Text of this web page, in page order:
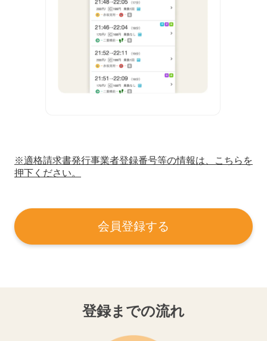
※適格請求書発行事業者登録番号等の情報は、こちらを
押下ください。
会員登録する
登録までの流れ